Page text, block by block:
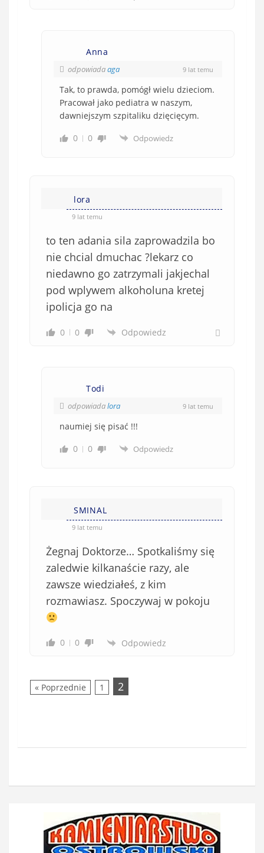
Anna
odpowiadaaga 9 lat temu
Tak, to prawda, pomógł wielu dzieciom.
Pracował jako pediatra w naszym,
dawniejszym szpitaliku dzięcięcym.
0
0 Odpowiedz
lora
9 lat temu
to ten adania sila zaprowadzila bo
nie chcial dmuchac ?lekarz co
niedawno go zatrzymali jakjechal
pod wplywem alkoholuna kretej
ipolicja go na
0 0 Odpowiedz
Todi
odpowiadalora 9 lat temu
naumiej się pisać !!!
0
0 Odpowiedz
SMINAL
9 lat temu
Żegnaj Doktorze… Spotkaliśmy się
zaledwie kilkanaście razy, ale
zawsze wiedziałeś, z kim
rozmawiasz. Spoczywaj w pokoju
0 0 Odpowiedz
« Poprzednie 1 2